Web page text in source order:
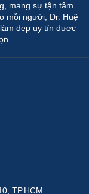
mang sự tận tâm
mỗi người, Dr. Huệ
đẹp uy tín được
TP.HCM